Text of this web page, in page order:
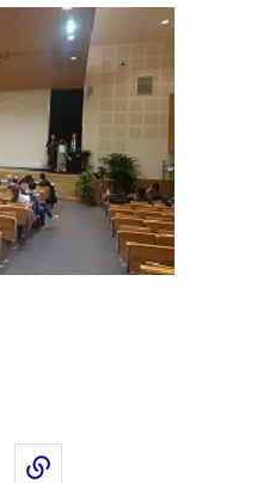
Twitter)
sur LinkedIn
Partager par email